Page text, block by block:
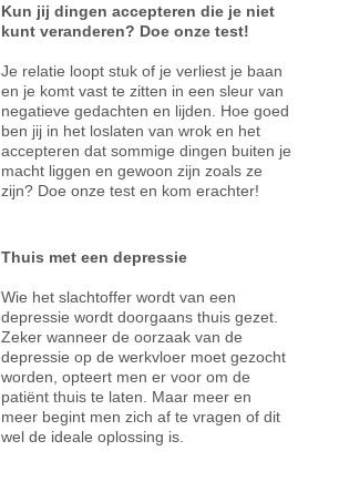
Kun jij dingen accepteren die je niet
kunt veranderen? Doe onze test!
Je relatie loopt stuk of je verliest je baan
en je komt vast te zitten in een sleur van
negatieve gedachten en lijden. Hoe goed
ben jij in het loslaten van wrok en het
accepteren dat sommige dingen buiten je
macht liggen en gewoon zijn zoals ze
zijn? Doe onze test en kom erachter!
Thuis met een depressie
Wie het slachtoffer wordt van een
depressie wordt doorgaans thuis gezet.
Zeker wanneer de oorzaak van de
depressie op de werkvloer moet gezocht
worden, opteert men er voor om de
patiënt thuis te laten. Maar meer en
meer begint men zich af te vragen of dit
wel de ideale oplossing is.